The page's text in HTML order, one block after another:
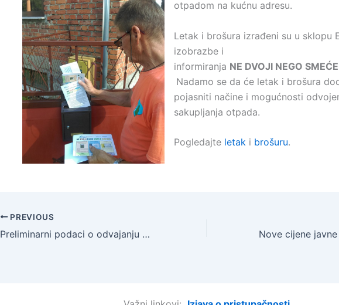
otpadom na kućnu adresu.
Letak i brošura izrađeni su u sklopu
izobrazbe i
informiranja NE DVOJI NEGO
Nadamo se da će letak i brošura
pojasniti načine i mogućnosti
sakupljanja otpada.
Pogledajte letak i brošuru.
PREVIOUS
Preliminarni podaci o odvajanju otpada za 2018. godinu